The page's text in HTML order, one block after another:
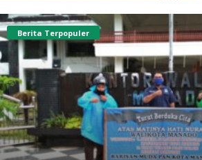
Berita Terpopuler